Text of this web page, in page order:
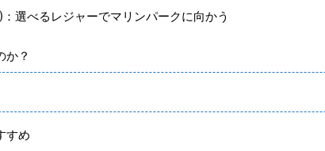
選べるレジャーでマリンパークに向かう
か？
すめ